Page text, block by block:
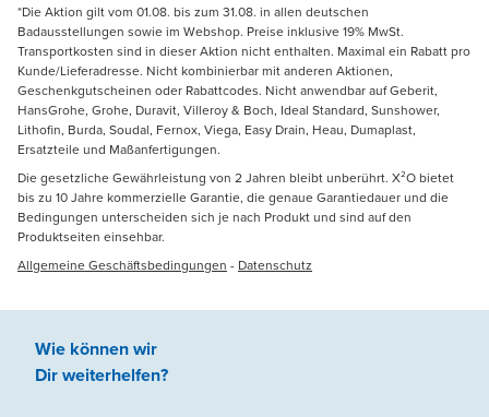
*Die Aktion gilt vom 01.08. bis zum 31.08. in allen deutschen
Badausstellungen sowie im Webshop. Preise inklusive 19% MwSt.
Transportkosten sind in dieser Aktion nicht enthalten. Maximal ein Rabatt pro
Kunde/Lieferadresse. Nicht kombinierbar mit anderen Aktionen,
Geschenkgutscheinen oder Rabattcodes. Nicht anwendbar auf Geberit,
HansGrohe, Grohe, Duravit, Villeroy & Boch, Ideal Standard, Sunshower,
Lithofin, Burda, Soudal, Fernox, Viega, Easy Drain, Heau, Dumaplast,
Ersatzteile und Maßanfertigungen.
Die gesetzliche Gewährleistung von 2 Jahren bleibt unberührt. X²O bietet
bis zu 10 Jahre kommerzielle Garantie, die genaue Garantiedauer und die
Bedingungen unterscheiden sich je nach Produkt und sind auf den
Produktseiten einsehbar.
Allgemeine Geschäftsbedingungen - Datenschutz
Wie können wir
Dir weiterhelfen?